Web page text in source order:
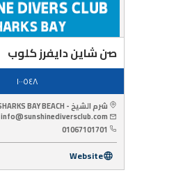
صن شاين دايفرز كلوب
١٠٠٥٤٨
شرم الشيخ - SHARKS BAY BEACH
info@sunshinediversclub.com
01067101701
Website